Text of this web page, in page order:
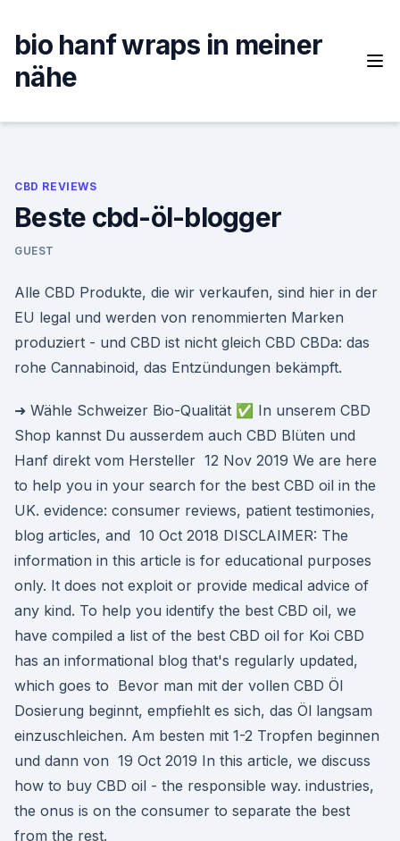
content
bio hanf wraps in meiner
nähe
CBD REVIEWS
Beste cbd-öl-blogger
GUEST
Alle CBD Produkte, die wir verkaufen, sind hier in der
EU legal und werden von renommierten Marken
produziert - und CBD ist nicht gleich CBD CBDa: das
rohe Cannabinoid, das Entzündungen bekämpft.
➜ Wähle Schweizer Bio-Qualität ✅ In unserem CBD
Shop kannst Du ausserdem auch CBD Blüten und
Hanf direkt vom Hersteller 12 Nov 2019 We are here
to help you in your search for the best CBD oil in the
UK. evidence: consumer reviews, patient testimonies,
blog articles, and 10 Oct 2018 DISCLAIMER: The
information in this article is for educational purposes
only. It does not exploit or provide medical advice of
any kind. To help you identify the best CBD oil, we
have compiled a list of the best CBD oil for Koi CBD
has an informational blog that's regularly updated,
which goes to Bevor man mit der vollen CBD Öl
Dosierung beginnt, empfiehlt es sich, das Öl langsam
einzuschleichen. Am besten mit 1-2 Tropfen beginnen
und dann von 19 Oct 2019 In this article, we discuss
how to buy CBD oil - the responsible way. industries,
the onus is on the consumer to separate the best
from the rest.